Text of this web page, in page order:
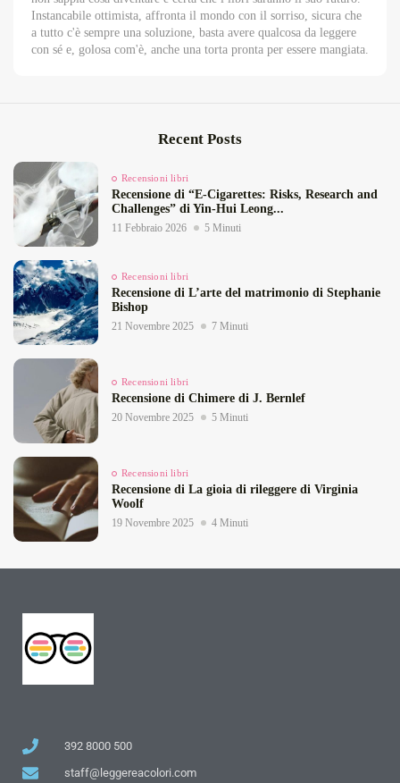
Instancabile ottimista, affronta il mondo con il sorriso, sicura che
a tutto c'è sempre una soluzione, basta avere qualcosa da leggere
con sé e, golosa com'è, anche una torta pronta per essere mangiata.
Recent Posts
Recensioni libri
Recensione di “E‑Cigarettes: Risks, Research and
Challenges” di Yin‑Hui Leong...
11 Febbraio 2026 5 Minuti
Recensioni libri
Recensione di L’arte del matrimonio di Stephanie
Bishop
21 Novembre 2025 7 Minuti
Recensioni libri
Recensione di Chimere di J. Bernlef
20 Novembre 2025 5 Minuti
Recensioni libri
Recensione di La gioia di rileggere di Virginia
Woolf
19 Novembre 2025 4 Minuti
392 8000 500
staff@leggereacolori.com